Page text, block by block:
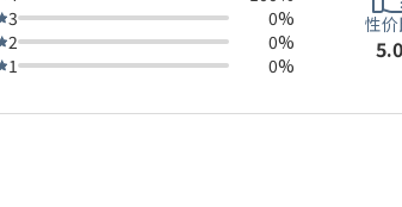
3
0%
2
0%
1
0%
性价
5.0